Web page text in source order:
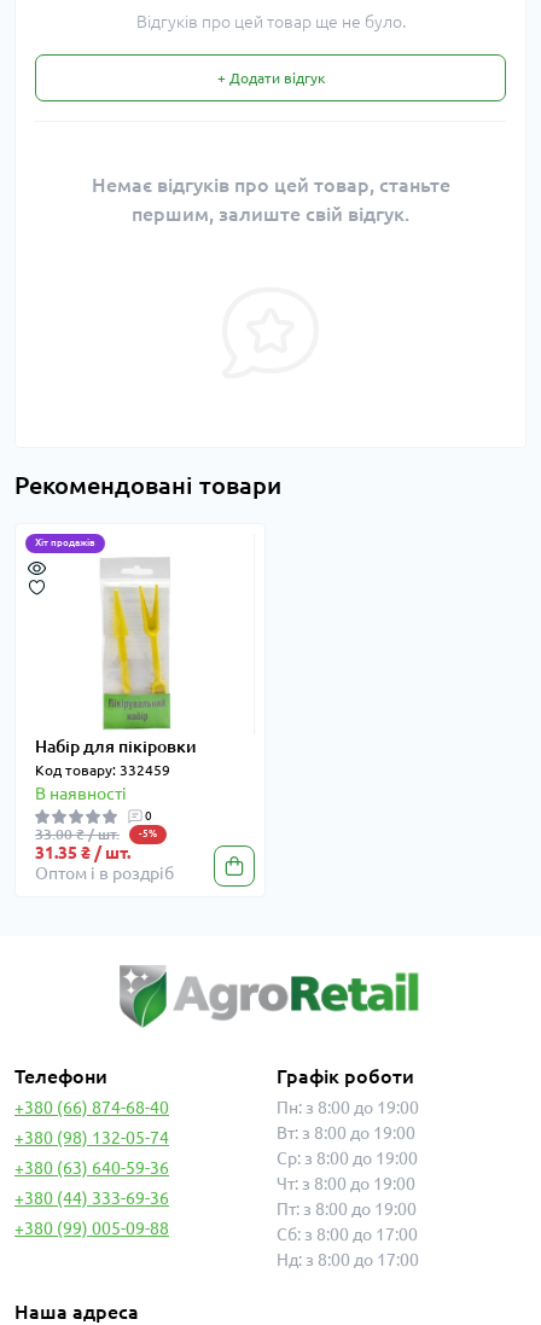
Відгуків про цей товар ще не було.
+ Додати відгук
Немає відгуків про цей товар, станьте
першим, залиште свій відгук.
Рекомендовані товари
Хіт продажів
Набір для пікіровки
Код товару: 332459
В наявності
0
33.00 ₴ / шт. -5%
31.35 ₴ / шт.
Оптом і в роздріб
Телефони
+380 (66) 874-68-40
+380 (98) 132-05-74
+380 (63) 640-59-36
+380 (44) 333-69-36
+380 (99) 005-09-88
Графік роботи
Пн: з 8:00 до 19:00
Вт: з 8:00 до 19:00
Ср: з 8:00 до 19:00
Чт: з 8:00 до 19:00
Пт: з 8:00 до 19:00
Сб: з 8:00 до 17:00
Нд: з 8:00 до 17:00
Наша адреса